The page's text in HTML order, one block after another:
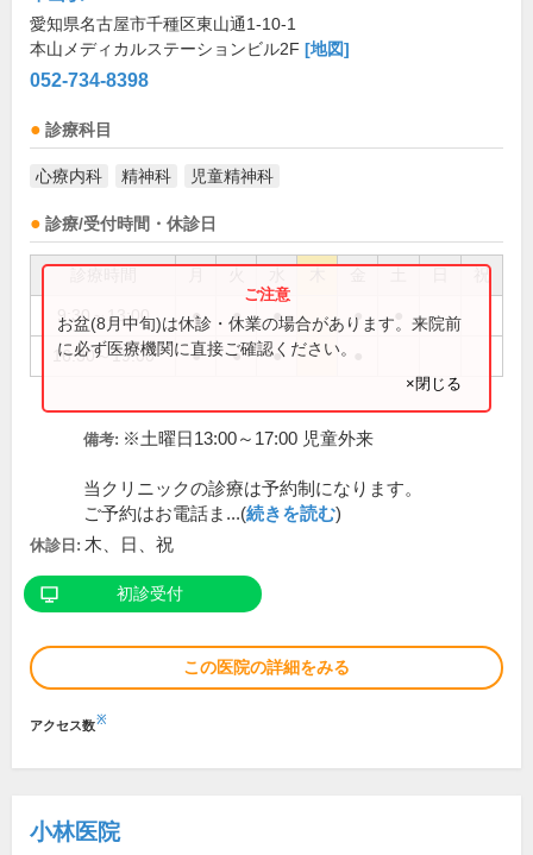
愛知県名古屋市千種区東山通1-10-1
本山メディカルステーションビル2F [地図]
052-734-8398
診療科目
心療内科 精神科 児童精神科
診療/受付時間・休診日
祝
9:30～13:00 ● ● ● ●
16:30～19:00 ● ● ●
お盆(8月中旬)は休診・休業の場合があります。来院前
に必ず医療機関に直接ご確認ください。
×閉じる
備考: ※土曜日13:00～17:00 児童外来
当クリニックの診療は予約制になります。
ご予約はお電話ま...(続きを読む)
休診日: 木、日、祝
初診受付
この医院の詳細をみる
アクセス数※
小林医院